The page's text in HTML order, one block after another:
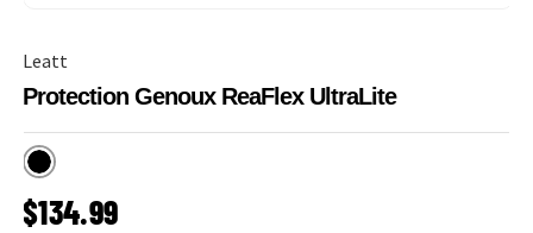
Leatt
Protection Genoux ReaFlex UltraLite
Noir
PRIX HABITUEL
$134.99